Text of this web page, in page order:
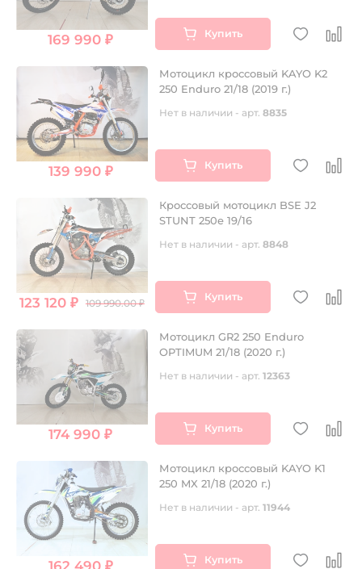
169 990 ₽ Купить
139 990 ₽
Мотоцикл кроссовый KAYO K2
250 Enduro 21/18 (2019 г.)
Нет в наличии - арт.8835
Купить
123 120 ₽ 109 990.00 ₽
Кроссовый мотоцикл BSE J2
STUNT 250e 19/16
Нет в наличии - арт.8848
Купить
174 990 ₽
Мотоцикл GR2 250 Enduro
OPTIMUM 21/18 (2020 г.)
Нет в наличии - арт.12363
Купить
Мотоцикл кроссовый KAYO K1
250 MX 21/18 (2020 г.)
Нет в наличии - арт.11944
Купить